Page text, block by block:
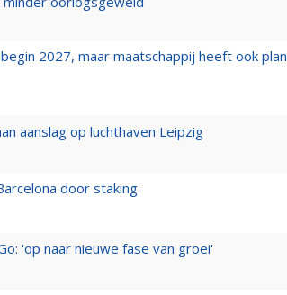
2027, maar maatschappij heeft ook plan
aanslag op luchthaven Leipzig
door staking
'op naar nieuwe fase van groei'